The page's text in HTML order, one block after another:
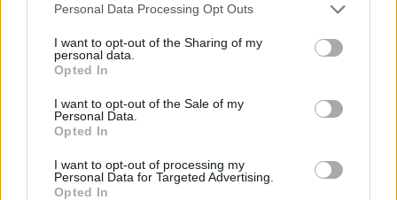
Personal Data Processing Opt Outs
I want to opt-out of the Sharing of my
personal data.
Opted In
I want to opt-out of the Sale of my
Personal Data.
Opted In
I want to opt-out of processing my
Personal Data for Targeted Advertising.
Opted In
ΓΕΚ ΤΕΡΝΑ